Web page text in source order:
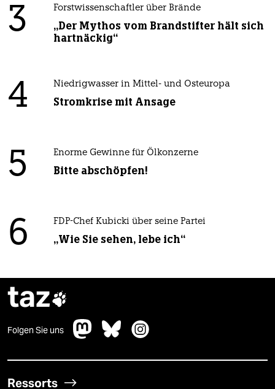
3 Forstwissenschaftler über Brände
„Der Mythos vom Brandstifter hält sich
hartnäckig“
4 Niedrigwasser in Mittel- und Osteuropa
Stromkrise mit Ansage
5 Enorme Gewinne für Ölkonzerne
Bitte abschöpfen!
6 FDP-Chef Kubicki über seine Partei
„Wie Sie sehen, lebe ich“
taz
Folgen Sie uns
Ressorts